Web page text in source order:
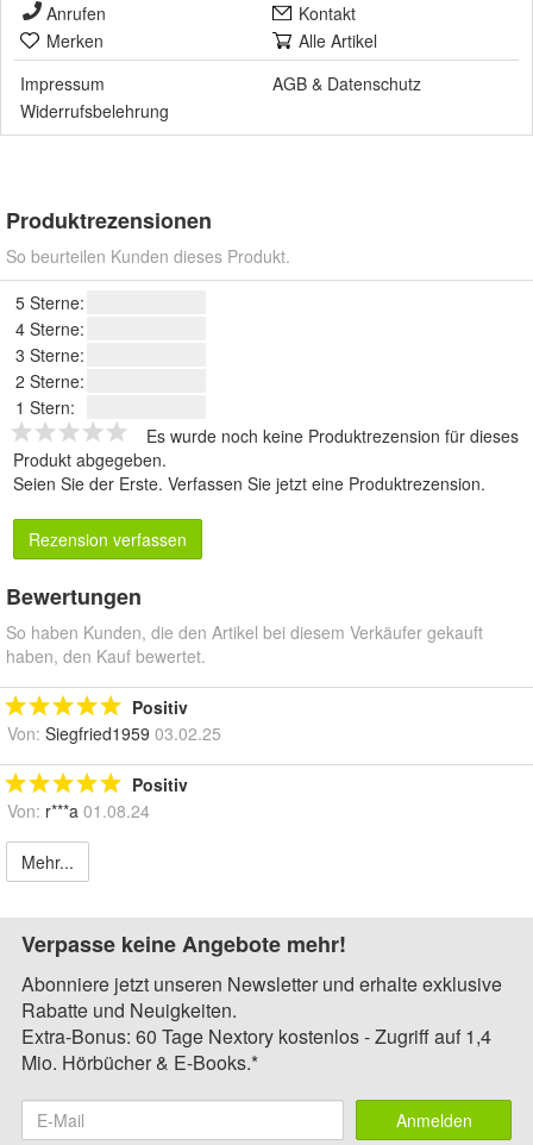
Anrufen
Kontakt
Merken
Alle Artikel
Impressum
AGB & Datenschutz
Widerrufsbelehrung
Produktrezensionen
So beurteilen Kunden dieses Produkt.
5 Sterne:
4 Sterne:
3 Sterne:
2 Sterne:
1 Stern:
Es wurde noch keine Produktrezension für dieses
Produkt abgegeben.
Seien Sie der Erste. Verfassen Sie jetzt eine Produktrezension.
Rezension verfassen
Bewertungen
So haben Kunden, die den Artikel bei diesem Verkäufer gekauft
haben, den Kauf bewertet.
Positiv
Von: Siegfried1959 03.02.25
Positiv
Von: r***a 01.08.24
Mehr...
Verpasse keine Angebote mehr!
Abonniere jetzt unseren Newsletter und erhalte exklusive
Rabatte und Neuigkeiten.
Extra-Bonus: 60 Tage Nextory kostenlos - Zugriff auf 1,4
Mio. Hörbücher & E-Books.*
Anmelden